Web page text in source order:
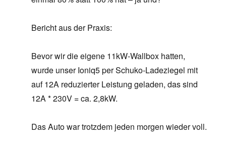
Bericht aus der Praxis:
Bevor wir die eigene 11kW-Wallbox hatten,
wurde unser Ioniq5 per Schuko-Ladeziegel mit
auf 12A reduzierter Leistung geladen, das sind
12A * 230V = ca. 2,8kW.
Das Auto war trotzdem jeden morgen wieder voll.